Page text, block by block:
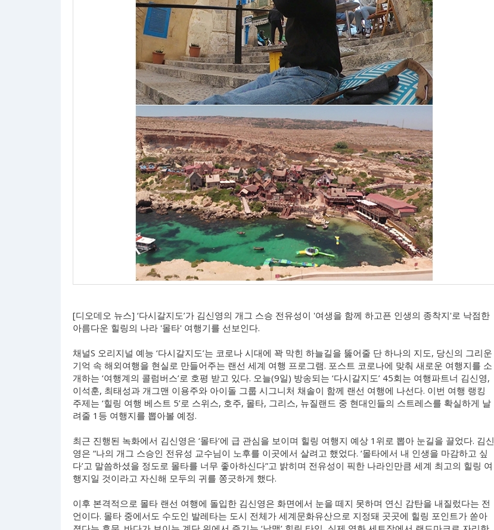
[디오데오 뉴스] ‘다시갈지도’가 김신영의 개그 스승 전유성이 '여생을 함께 하고픈 인생의 종착지'로 낙점한
아름다운 힐링의 나라 '몰타' 여행기를 선보인다.
채널S 오리지널 예능 ‘다시갈지도’는 코로나 시대에 꽉 막힌 하늘길을 뚫어줄 단 하나의 지도, 당신의 그리운
기억 속 해외여행을 현실로 만들어주는 랜선 세계 여행 프로그램. 포스트 코로나에 맞춰 새로운 여행지를 소
개하는 ‘여행계의 콜럼버스’로 호평 받고 있다. 오늘(9일) 방송되는 ‘다시갈지도’ 45회는 여행파트너 김신영,
이석훈, 최태성과 개그맨 이용주와 아이돌 그룹 시그니처 채솔이 함께 랜선 여행에 나선다. 이번 여행 랭킹
주제는 ‘힐링 여행 베스트 5’로 스위스, 호주, 몰타, 그리스, 뉴질랜드 중 현대인들의 스트레스를 확실하게 날
려줄 1등 여행지를 뽑아볼 예정.
최근 진행된 녹화에서 김신영은 ‘몰타’에 급 관심을 보이며 힐링 여행지 예상 1위로 뽑아 눈길을 끌었다. 김신
영은 “나의 개그 스승인 전유성 교수님이 노후를 이곳에서 살려고 했었다. ‘몰타에서 내 인생을 마감하고 싶
다’고 말씀하셨을 정도로 몰타를 너무 좋아하신다”고 밝히며 전유성이 픽한 나라인만큼 세계 최고의 힐링 여
행지일 것이라고 자신해 모두의 귀를 쫑긋하게 했다.
이후 본격적으로 몰타 랜선 여행에 돌입한 김신영은 화면에서 눈을 떼지 못하며 연신 감탄을 내질렀다는 전
언이다. 몰타 중에서도 수도인 발레타는 도시 전체가 세계문화유산으로 지정돼 곳곳에 힐링 포인트가 쏟아